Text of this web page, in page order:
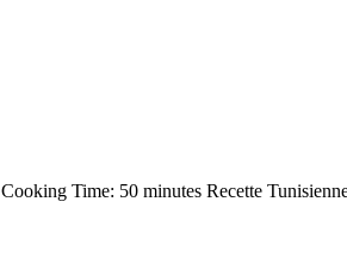
Cooking Time: 50 minutes Recette